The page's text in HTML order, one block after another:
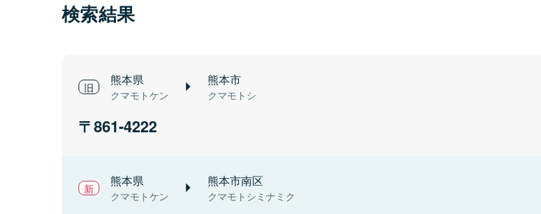
検索結果
熊本県
クマモトケン
熊本市
クマモトシ
861-4222
熊本県
クマモトケン
熊本市南区
クマモトシミナミク